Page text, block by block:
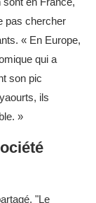
pas chercher
« En Europe,
qui a
son pic
ils
»
"Le